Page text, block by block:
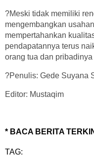
?Meski tidak memiliki
mengembangkan
mempertahankan
pendapatannya terus
orang tua dan
?Penulis: Gede Suyana
Editor: Mustaqim
* BACA BERITA
TAG: